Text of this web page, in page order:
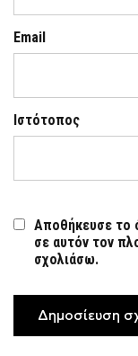
Email
Ιστότοπος
Αποθήκευσε το
σε αυτόν τον
σχολιάσω.